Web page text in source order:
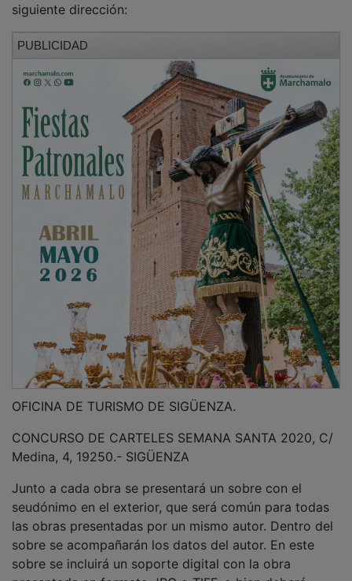
Medina, 4, 19250.- SIGÜENZA
seudónimo en el exterior, que será común para todas
las obras presentadas por un mismo autor. Dentro del
sobre se acompañarán los datos del autor. En este
sobre se incluirá un soporte digital con la obra
presentada en formato JPG o TIFF, o bien deberá